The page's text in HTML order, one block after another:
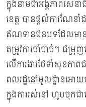
ក្នុងនាមជាអង្គភាពសេ
ខេត្ត បានផ្តល់ការណែនាំ
ឥណទានជនបទដែលមាន
តម្រូវការចាំបាច់។ ជម្រុ
លើការងារថែទាំសុខភា
ពលរដ្ឋនៅមូលដ្ឋានអ
ក្នុងការរស់នៅ ហូបចុកជ